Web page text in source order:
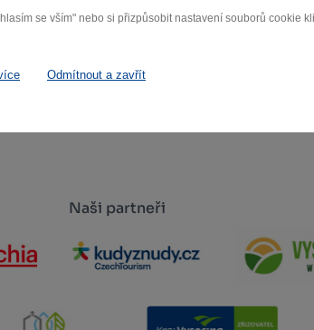
se vším" nebo si přizpůsobit nastavení souborů cookie
Odmítnout a zavřít
Naši partneři